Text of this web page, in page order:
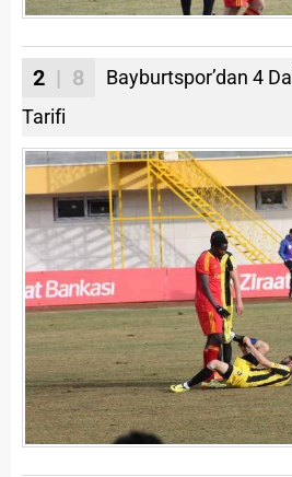
2 | 8
Bayburtspor’dan 4
Tarifi